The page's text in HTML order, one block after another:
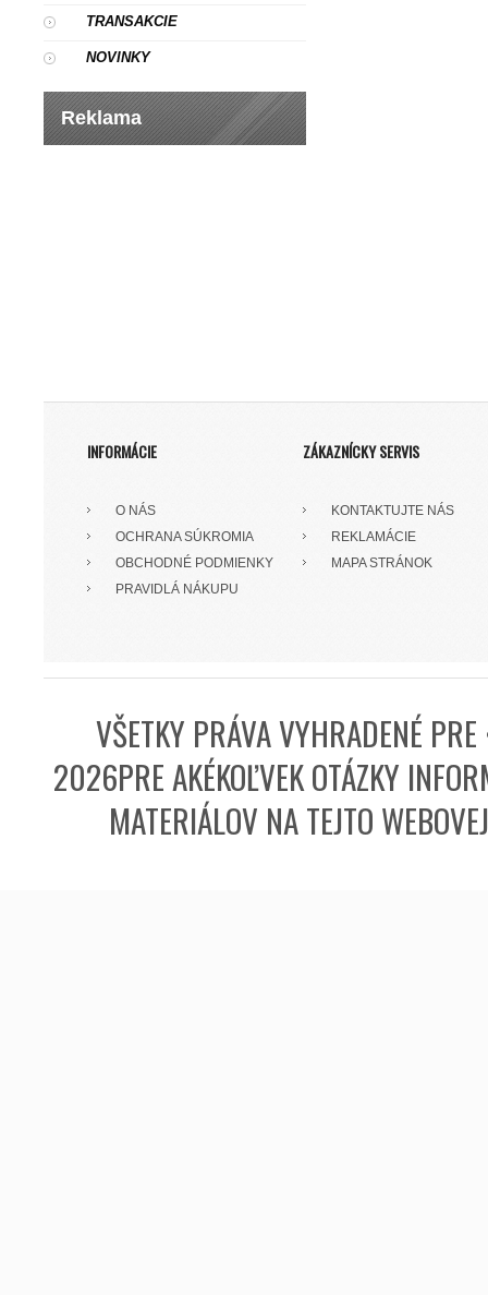
TRANSAKCIE
NOVINKY
Reklama
INFORMÁCIE
O NÁS
OCHRANA SÚKROMIA
OBCHODNÉ PODMIENKY
PRAVIDLÁ NÁKUPU
ZÁKAZNÍCKY SERVIS
KONTAKTUJTE NÁS
REKLAMÁCIE
MAPA STRÁNOK
VŠETKY PRÁVA VYHRADENÉ
2026PRE AKÉKOĽVEK OTÁZKY
MATERIÁLOV NA TEJTO